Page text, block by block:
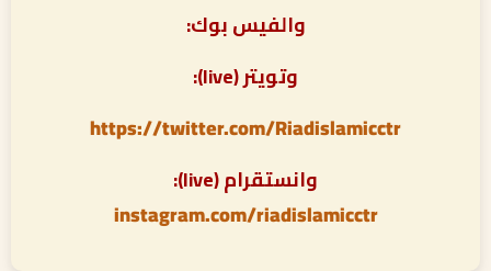
والفيس بوك:
وتويتر (live):
https://twitter.com/Riadislamicctr
وانستقرام (live):
instagram.com/riadislamicctr